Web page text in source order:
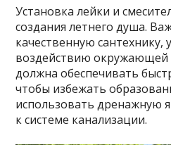
Установка лейки и
создания летнего душа.
качественную сантехнику,
воздействию окружающей
должна обеспечивать
чтобы избежать
использовать дренажную
к системе канализации.